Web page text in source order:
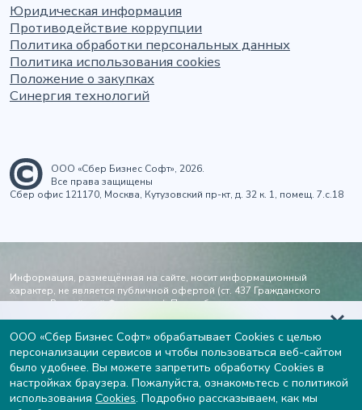
Юридическая информация
Противодействие коррупции
Политика обработки персональных данных
Политика использования cookies
Положение о закупках
Синергия технологий
ООО «Сбер Бизнес Софт», 2026.
Все права защищены
Сбер офис 121170, Москва, Кутузовский пр-кт, д. 32 к. 1, помещ. 7.с.18
Информация, размещённая на сайте, носит информационный
характер, не является публичной офертой (ст. 437 Гражданского
кодекса Российской Федерации). Подробности и стоимость услуг - по
запросу черезформу заявкиили по электронной почтеinfo@sberbs.ru.
Возрастное ограничение 16+.
Электронная почта
info@sberbs.ru
Телефон
8 (495) 969-52-55
пн-пт 9:00-18:00, МСК
Узнайте вашу готовность к
внедрению ИИ и получите
рекомендации от экспертов
ООО «Сбер Бизнес Софт» обрабатывает Cookies с целью
персонализации сервисов и чтобы пользоваться веб-сайтом
было удобнее. Вы можете запретить обработку Cookies в
настройках браузера. Пожалуйста, ознакомьтесь с политикой
использования Cookies. Подробно рассказываем, как мы